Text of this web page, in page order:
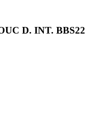
D. INT. BBS22